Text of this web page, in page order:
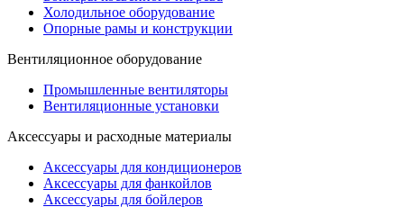
Холодильное оборудование
Опорные рамы и конструкции
Вентиляционное оборудование
Промышленные вентиляторы
Вентиляционные установки
Аксессуары и расходные материалы
Аксессуары для кондиционеров
Аксессуары для фанкойлов
Аксессуары для бойлеров